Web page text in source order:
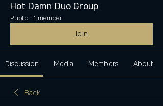
Hot Damn Duo Group
Public · 1 member
Join
Discussion Media Members About
Back